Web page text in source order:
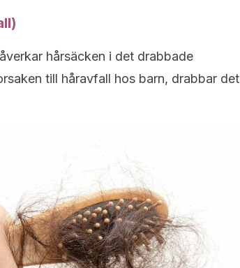
hårsäcken i det drabbade
till håravfall hos barn, drabbar det